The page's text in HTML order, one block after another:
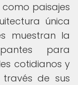
paisajes
única
muestran la
para
cotidianos y
de sus